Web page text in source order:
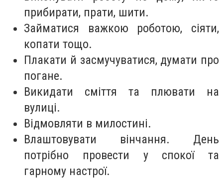
прибирати, прати, шити.
Займатися важкою роботою, сіяти,
копати тощо.
Плакати й засмучуватися, думати про
погане.
Викидати сміття та плювати на
вулиці.
Відмовляти в милостині.
Влаштовувати вінчання. День
потрібно провести у спокої та
гарному настрої.